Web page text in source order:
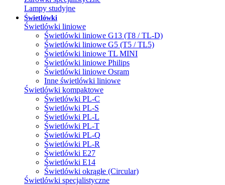
Lampy studyjne
Świetlówki
Świetlówki liniowe
Świetlówki liniowe G13 (T8 / TL-D)
Świetlówki liniowe G5 (T5 / TL5)
Świetlówki liniowe TL MINI
Świetlówki liniowe Philips
Świetlówki liniowe Osram
Inne świetlówki liniowe
Świetlówki kompaktowe
Świetlówki PL-C
Świetlówki PL-S
Świetlówki PL-L
Świetlówki PL-T
Świetlówki PL-Q
Świetlówki PL-R
Świetlówki E27
Świetlówki E14
Świetlówki okrągłe (Circular)
Świetlówki specjalistyczne